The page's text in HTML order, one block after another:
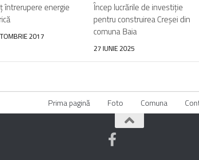
întrerupere energie
2017
Încep lucrările de investiție
pentru construirea Creșei din
comuna Baia
27 IUNIE 2025
Prima pagină Foto Comuna